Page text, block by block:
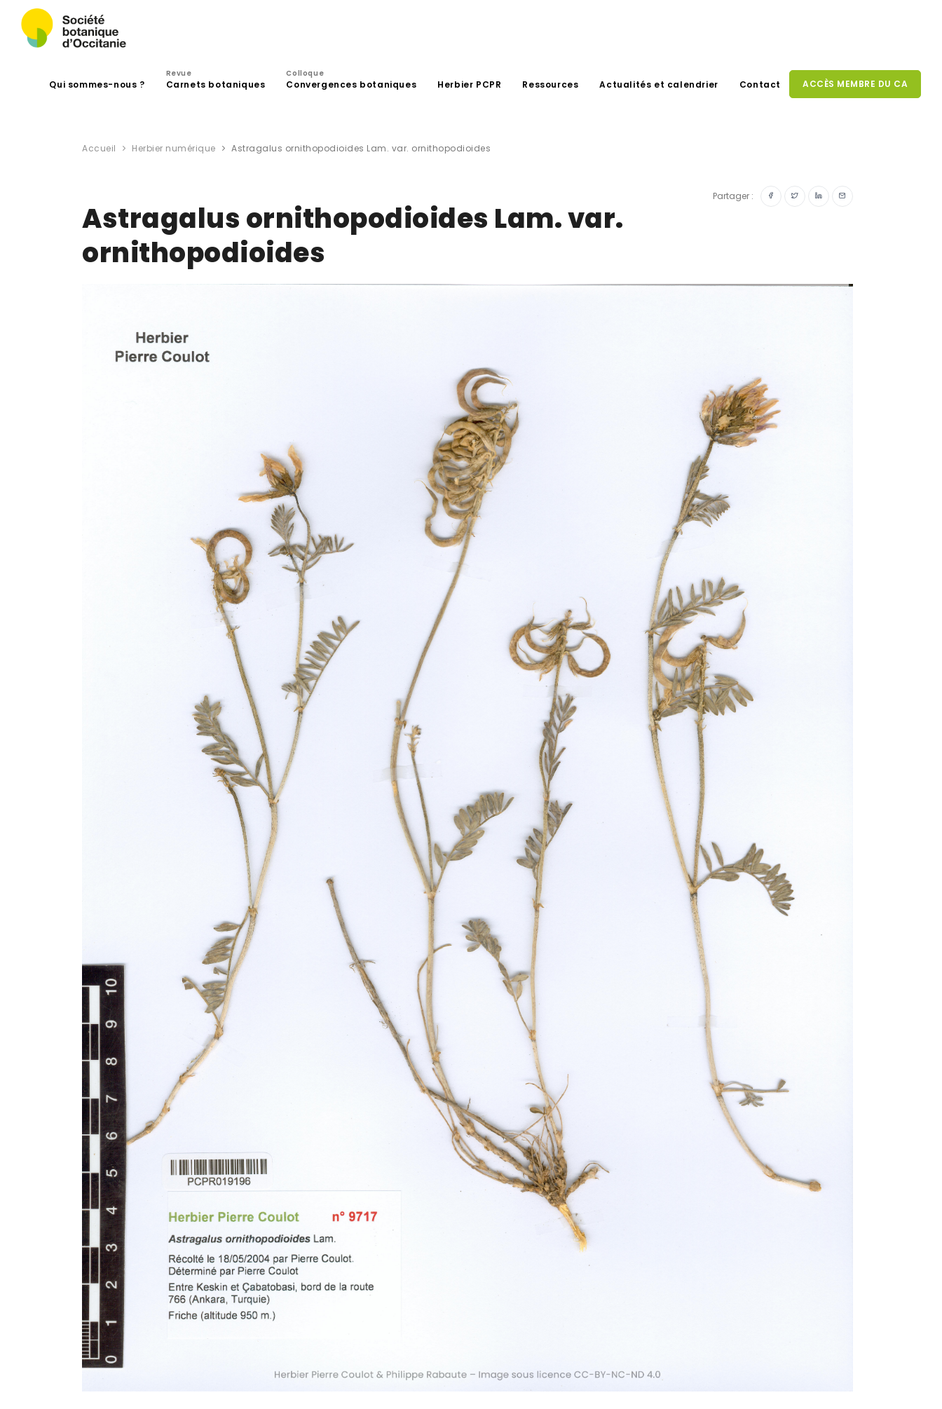
Qui sommes-nous ?
Revue
Carnets botaniques
Colloque
Convergences botaniques Herbier PCPR Ressources Actualités et calendrier Contact ACCÈS MEMBRE DU CA
Accueil Herbier numérique Astragalus ornithopodioides Lam. var. ornithopodioides
Partager :
Astragalus ornithopodioides Lam. var.
ornithopodioides